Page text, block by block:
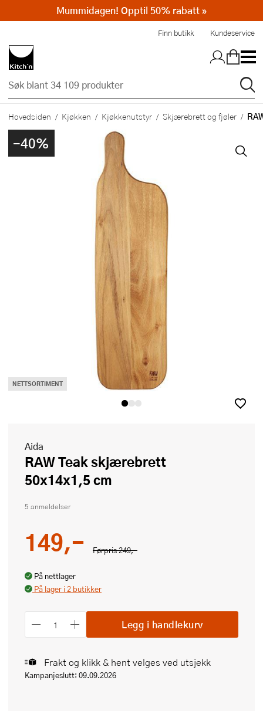
Finn butikk Kundeservice
Hovedsiden Kjøkken Kjøkkenutstyr Skjærebrett og fjøler
-40%
NETTSORTIMENT
Aida
RAW Teak skjærebrett
50x14x1,5 cm
5 anmeldelser
Førpris249,-
149,-
På nettlager
På lager i 2 butikker
Legg i handlekurv
Frakt og klikk & hent velges ved utsjekk
Kampanjeslutt: 09.09.2026
Mummidagen! Opptil 50% rabatt »